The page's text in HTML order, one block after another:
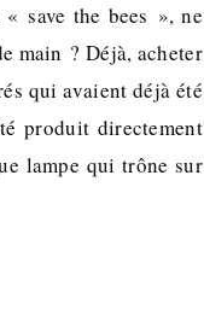
save the bees », ne
main ? Déjà, acheter
qui avaient déjà été
produit directement
lampe qui trône sur